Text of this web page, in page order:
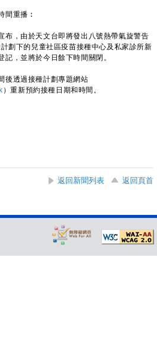
間重播︰
，由於天文台即將發出八號熱帶氣旋警告
劃下的兒童社區疫苗接種中心及私家診所新
，並將於今日餘下時間關閉。
透過接種計劃專題網站
）重新預約接種日期和時間。
返回新聞列表
返回頁首